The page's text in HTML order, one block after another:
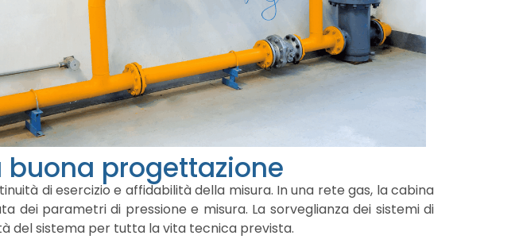
progettazione
di esercizio e affidabilità della misura. In una rete gas, la cabina
parametri di pressione e misura. La sorveglianza dei sistemi di
del sistema per tutta la vita tecnica prevista.